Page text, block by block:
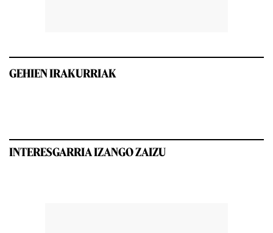
GEHIEN IRAKURRIAK
INTERESGARRIA IZANGO ZAIZU